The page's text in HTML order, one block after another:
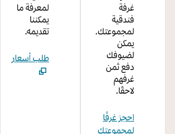
غرفة
فندقية
لمجموعتك.
يمكن
لضيوفك
دفع ثمن
غرفهم
لاحقًا.
احجز غرفًا
لمجموعتك
لمعرفة ما
يمكننا
تقديمه.
طلب أسعار